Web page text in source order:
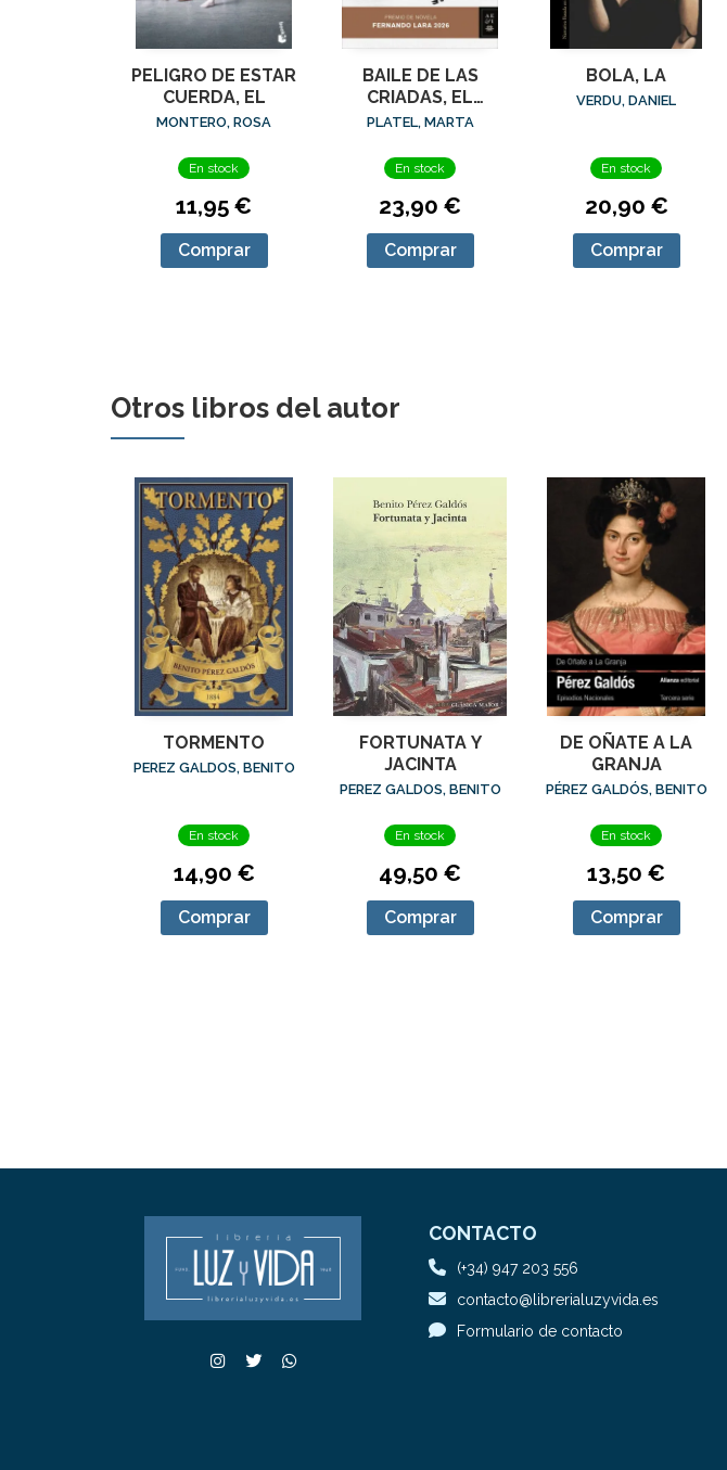
PELIGRO DE ESTAR
CUERDA, EL
MONTERO, ROSA
En stock
11,95 €
Comprar
BAILE DE LAS
CRIADAS, EL
(PREMIO
2026)
PLATEL, MARTA
En stock
23,90 €
Comprar
BOLA, LA
VERDU, DANIEL
En stock
20,90 €
Comprar
Otros libros del autor
TORMENTO
PEREZ GALDOS, BENITO
En stock
14,90 €
Comprar
FORTUNATA Y
JACINTA
PEREZ GALDOS, BENITO
En stock
49,50 €
Comprar
DE OÑATE A LA
GRANJA
PÉREZ GALDÓS, BENITO
En stock
13,50 €
Comprar
CONTACTO
(+34) 947 203 556
contacto@librerialuzyvida.es
Formulario de contacto